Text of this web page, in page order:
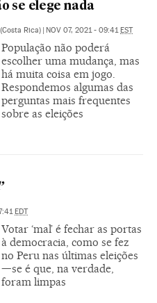
se elege nada
Rica) NOV 07, 2021 - 09:41 EST
População não poderá
escolher uma mudança, mas
há muita coisa em jogo.
Respondemos algumas das
perguntas mais frequentes
sobre as eleições
EDT
Votar ‘mal’ é fechar as portas
à democracia, como se fez
no Peru nas últimas eleições
—se é que, na verdade,
foram limpas